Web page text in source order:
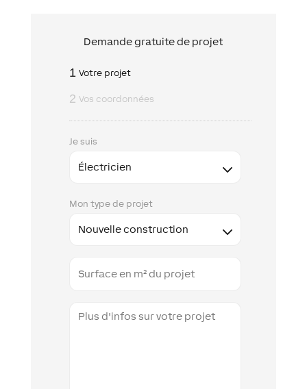
Demande gratuite de projet
1 Votre projet
2 Vos coordonnées
Je suis
Mon type de projet
Space
information